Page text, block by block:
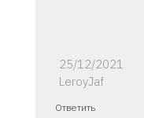
25/12/2021
LeroyJaf
Ответ
Ответить